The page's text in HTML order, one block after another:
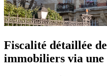
Fiscalité détaillée
immobiliers via une